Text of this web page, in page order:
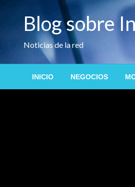
contenidoBlog sobre
Noticias de la red
INICIO NEGOCIOS